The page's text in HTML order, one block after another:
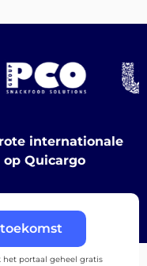
internationale
Quicargo
het portaal geheel gratis